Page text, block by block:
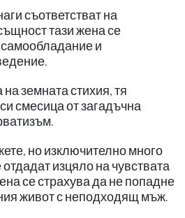
съответстват на
тази жена се
и
земната стихия, тя
смесица от загадъчна
но изключително много
изцяло на чувствата
се страхува да не попадне
живот с неподходящ мъж.